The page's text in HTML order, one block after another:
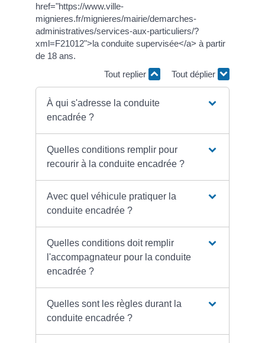
href="https://www.ville-
mignieres.fr/mignieres/mairie/demarches-
administratives/services-aux-particuliers/?
xml=F21012">la conduite supervisée</a> à partir
de 18 ans.
Tout replier
Tout déplier
À qui s'adresse la conduite
encadrée ?
Quelles conditions remplir pour
recourir à la conduite encadrée ?
Avec quel véhicule pratiquer la
conduite encadrée ?
Quelles conditions doit remplir
l'accompagnateur pour la conduite
encadrée ?
Quelles sont les règles durant la
conduite encadrée ?